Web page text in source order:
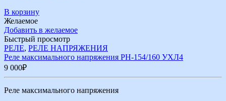
В корзину
Желаемое
Добавить в желаемое
Быстрый просмотр
РЕЛЕ, РЕЛЕ НАПРЯЖЕНИЯ
Реле максимального напряжения РН-154/160 УХЛ4
9 000₽
Реле максимального напряжения